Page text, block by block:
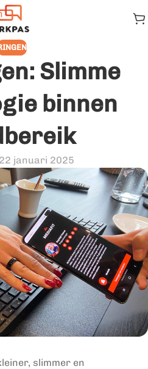
Slimme
binnen
januari 2025
slimmer en